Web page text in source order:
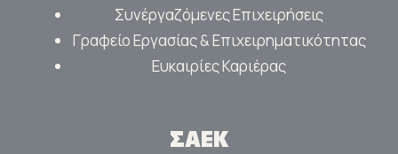
Συνέργαζόμενες Επιχειρήσεις
Γραφείο Εργασίας & Επιχειρηματικότητας
Ευκαιρίες Καριέρας
ΣΑΕΚ